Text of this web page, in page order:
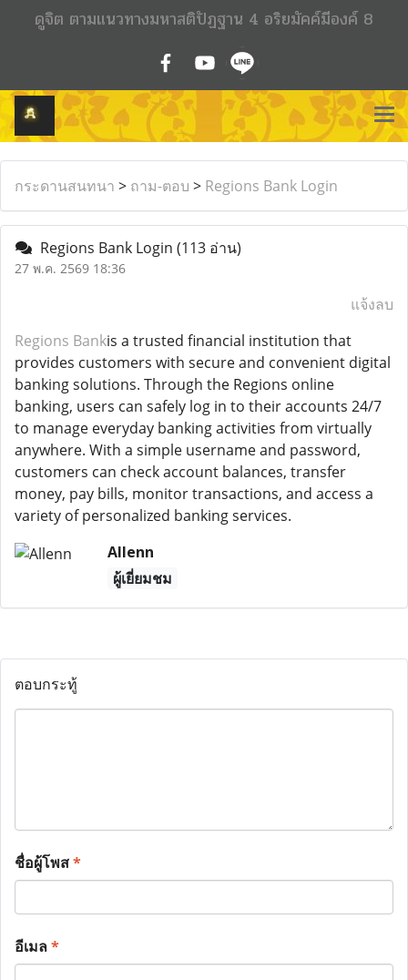
ดูจิต ตามแนวทางมหาสติปัฏฐาน 4 อริยมัคค์มีองค์ 8
กระดานสนทนา > ถาม-ตอบ > Regions Bank Login
Regions Bank Login (113 อ่าน)
27 พ.ค. 2569 18:36
แจ้งลบ
Regions Bankis a trusted financial institution that
provides customers with secure and convenient digital
banking solutions. Through the Regions online
banking, users can safely log in to their accounts 24/7
to manage everyday banking activities from virtually
anywhere. With a simple username and password,
customers can check account balances, transfer
money, pay bills, monitor transactions, and access a
variety of personalized banking services.
Allenn
ผู้เยี่ยมชม
ตอบกระทู้
ชื่อผู้โพส*
อีเมล*